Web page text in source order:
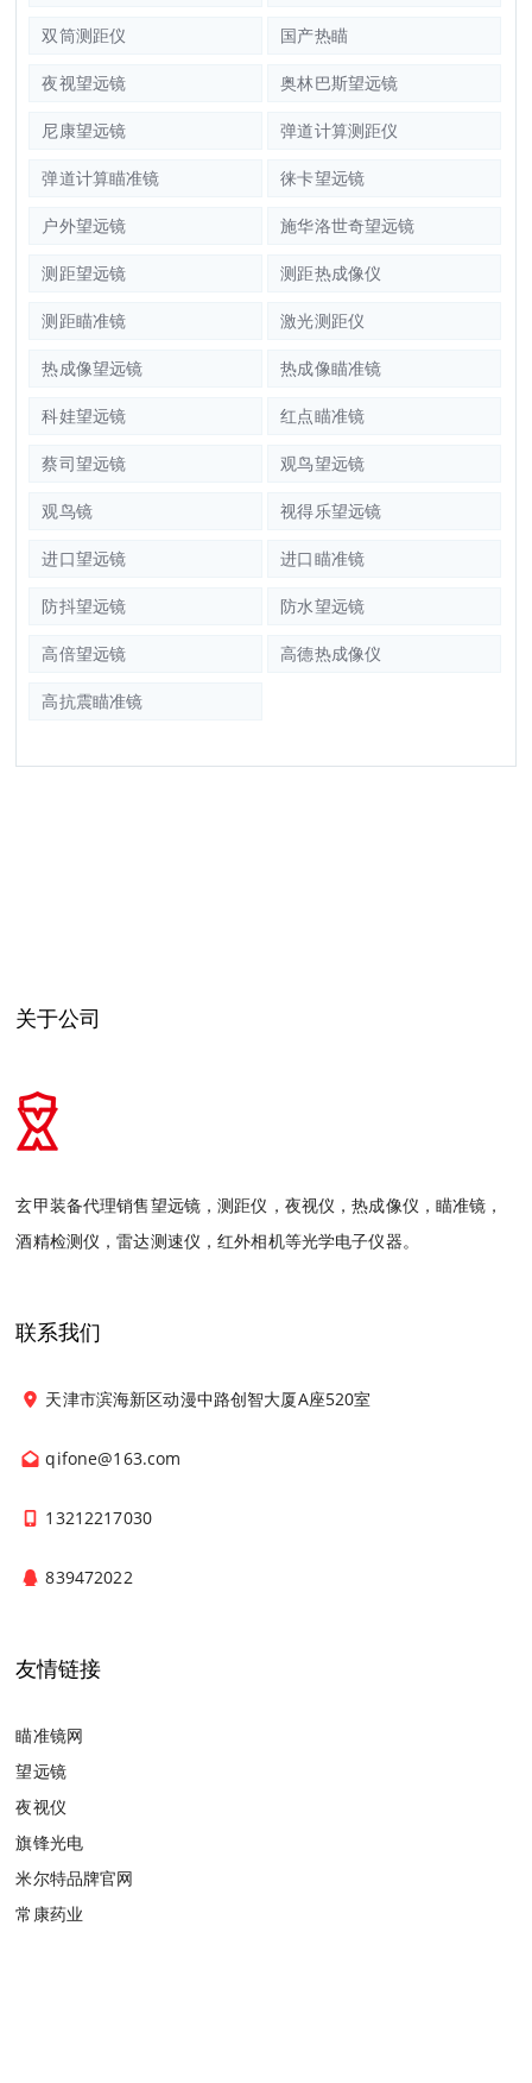
双筒测距仪 国产热瞄
夜视望远镜 奥林巴斯望远镜
尼康望远镜 弹道计算测距仪
弹道计算瞄准镜 徕卡望远镜
户外望远镜 施华洛世奇望远镜
测距望远镜 测距热成像仪
测距瞄准镜 激光测距仪
热成像望远镜 热成像瞄准镜
科娃望远镜 红点瞄准镜
蔡司望远镜 观鸟望远镜
观鸟镜 视得乐望远镜
进口望远镜 进口瞄准镜
防抖望远镜 防水望远镜
高倍望远镜 高德热成像仪
高抗震瞄准镜
关于公司
玄甲装备代理销售望远镜，测距仪，夜视仪，热成像仪，瞄准镜，
酒精检测仪，雷达测速仪，红外相机等光学电子仪器。
联系我们
天津市滨海新区动漫中路创智大厦A座520室
qifone@163.com
13212217030
839472022
友情链接
瞄准镜网
望远镜
夜视仪
旗锋光电
米尔特品牌官网
常康药业